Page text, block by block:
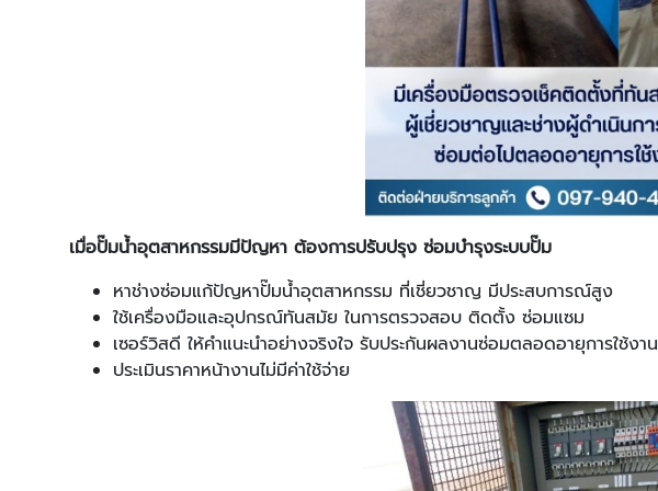
เมื่อปั๊มน้ำอุตสาหกรรมมีปัญหา ต้องการปรับปรุง ซ่อมบำรุงระบบปั๊ม
หาช่างซ่อมแก้ปัญหาปั๊มน้ำอุตสาหกรรม ที่เชี่ยวชาญ มีประสบการณ์สูง
ใช้เครื่องมือและอุปกรณ์ทันสมัย ในการตรวจสอบ ติดตั้ง ซ่อมแซม
เซอร์วิสดี ให้คำแนะนำอย่างจริงใจ รับประกันผลงานซ่อมตลอดอายุการใช้งาน
ประเมินราคาหน้างานไม่มีค่าใช้จ่าย